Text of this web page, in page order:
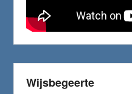
Wijsbegeerte